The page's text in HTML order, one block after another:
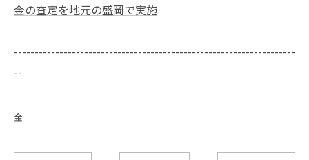
金の査定を地元の盛岡で実施
--------------------------------------------------------------------
--
金